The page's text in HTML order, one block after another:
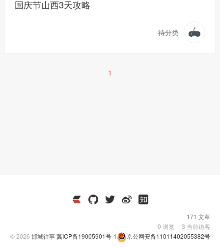
国庆节山西3天攻略
待分类
1
171 文章
0 浏览 3 当前访客
© 2026 邯城往事冀ICP备19005901号-1 京公网安备11011402055382号